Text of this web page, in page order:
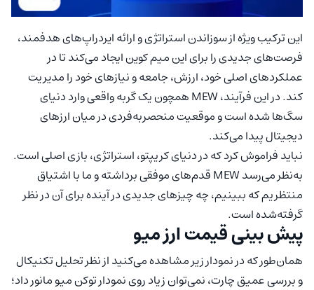
این ترکیب ویژه از سوزاندن استراتژی و ارائه ایردراپ‌های هدفمند،
فرصت‌های جدیدی را برای این میم کوین ایجاد می‌کند تا در
عملکردهای اصلی خود، ارزش، جامعه و نیازهای خود را مدیریت
کند. در این فرآیند، MEW همچون یک گربه واقعی وارد دنیای
سگ‌ها شده است و موقعیت منحصر‌به‌فردی در میان ارزهای
دیجیتال پیدا می‌کند.
نباید فراموش کرد که در دنیای کریپتو، استراتژی، بازی اصلی است.
به‌نظر می‌رسد MEW قدم‌های موفقی برداشته و ما با اشتیاق
منتظریم که ببینیم، چه چیزهای جدیدی در آینده برای آن در نظر
گرفته‌شده است.
پیش بینی قیمت ارز میو
همان‌طور که در نمودار زیر مشاهده می‌کنید از نظر تحلیل تکنیکال
و بررسی عمیق چارت، نمی‌توان زیاد روی نمودار توکن میو مانور داد؛